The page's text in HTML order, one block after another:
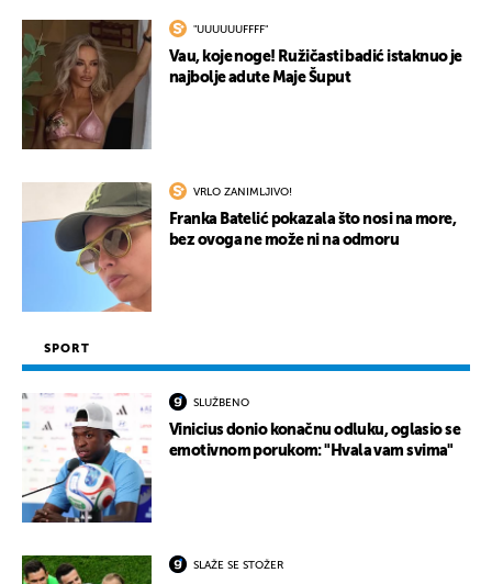
"UUUUUUFFFF"
Vau, koje noge! Ružičasti badić istaknuo je
najbolje adute Maje Šuput
VRLO ZANIMLJIVO!
Franka Batelić pokazala što nosi na more,
bez ovoga ne može ni na odmoru
SPORT
SLUŽBENO
Vinicius donio konačnu odluku, oglasio se
emotivnom porukom: "Hvala vam svima"
SLAŽE SE STOŽER